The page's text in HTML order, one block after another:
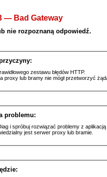
— Bad Gateway
nie rozpoznaną odpowiedź.
zestawu błędów HTTP.
proxy lub bramy nie mógł przetworzyć
problemu:
i spróbuj rozwiązać problemy z
jest serwer proxy lub bramie.